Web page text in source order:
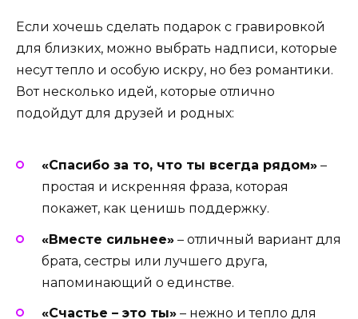
Если хочешь сделать подарок с гравировкой
для близких, можно выбрать надписи, которые
несут тепло и особую искру, но без романтики.
Вот несколько идей, которые отлично
подойдут для друзей и родных:
«Спасибо за то, что ты всегда рядом» –
простая и искренняя фраза, которая
покажет, как ценишь поддержку.
«Вместе сильнее» – отличный вариант для
брата, сестры или лучшего друга,
напоминающий о единстве.
«Счастье – это ты» – нежно и тепло для